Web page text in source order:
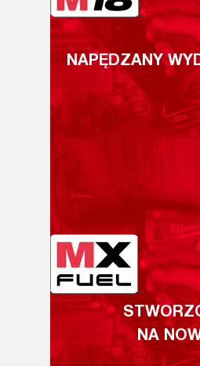
NAPĘDZANY
NA